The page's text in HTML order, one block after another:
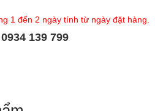
1 đến 2 ngày tính từ ngày đặt hàng.
139 799